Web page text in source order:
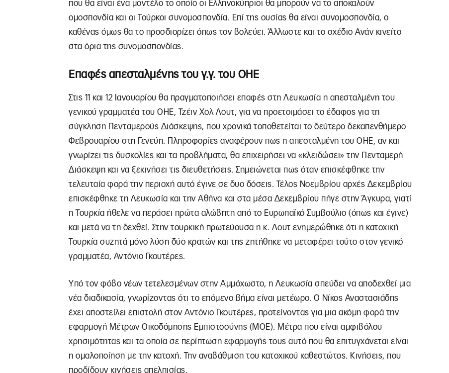
που θα είναι ένα μοντέλο το οποίο οι Ελληνοκύπριοι θα μπορούν να το αποκαλούν
ομοσπονδία και οι Τούρκοι συνομοσπονδία. Επί της ουσίας θα είναι συνομοσπονδία, ο
καθένας όμως θα το προσδιορίζει όπως τον βολεύει. Άλλωστε και το σχέδιο Ανάν κινείτο
στα όρια της συνομοσπονδίας.
Επαφές απεσταλμένης του γ.γ. του ΟΗΕ
Στις 11 και 12 Ιανουαρίου θα πραγματοποιήσει επαφές στη Λευκωσία η απεσταλμένη του
γενικού γραμματέα του ΟΗΕ, Τζέιν Χολ Λουτ, για να προετοιμάσει το έδαφος για τη
σύγκληση Πενταμερούς Διάσκεψης, που χρονικά τοποθετείται το δεύτερο δεκαπενθήμερο
Φεβρουαρίου στη Γενεύη. Πληροφορίες αναφέρουν πως η απεσταλμένη του ΟΗΕ, αν και
γνωρίζει τις δυσκολίες και τα προβλήματα, θα επιχειρήσει να «κλειδώσει» την Πενταμερή
Διάσκεψη και να ξεκινήσει τις διευθετήσεις. Σημειώνεται πως όταν επισκέφθηκε την
τελευταία φορά την περιοχή αυτό έγινε σε δυο δόσεις. Τέλος Νοεμβρίου αρχές Δεκεμβρίου
επισκέφθηκε τη Λευκωσία και την Αθήνα και στα μέσα Δεκεμβρίου πήγε στην Άγκυρα, γιατί
η Τουρκία ήθελε να περάσει πρώτα αλώβητη από το Ευρωπαϊκό Συμβούλιο (όπως και έγινε)
και μετά να τη δεχθεί. Στην τουρκική πρωτεύουσα η κ. Λουτ ενημερώθηκε ότι η κατοχική
Τουρκία συζητά μόνο λύση δύο κρατών και της ζητήθηκε να μεταφέρει τούτο στον γενικό
γραμματέα, Αντόνιο Γκουτέρες.
Υπό τον φόβο νέων τετελεσμένων στην Αμμόχωστο, η Λευκωσία σπεύδει να αποδεχθεί μια
νέα διαδικασία, γνωρίζοντας ότι το επόμενο βήμα είναι μετέωρο. Ο Νίκος Αναστασιάδης
έχει αποστείλει επιστολή στον Αντόνιο Γκουτέρες, προτείνοντας για μια ακόμη φορά την
εφαρμογή Μέτρων Οικοδόμησης Εμπιστοσύνης (ΜΟΕ). Μέτρα που είναι αμφιβόλου
χρησιμότητας και τα οποία σε περίπτωση εφαρμογής τους αυτό που θα επιτυγχάνεται είναι
η ομαλοποίηση με την κατοχή. Την αναβάθμιση του κατοχικού καθεστώτος. Κινήσεις, που
προδίδουν κινήσεις απελπισίας.